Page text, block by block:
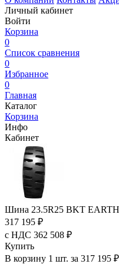
Личный кабинет
Войти
Корзина
0
Список сравнения
0
Избранное
0
Главная
Каталог
Корзина
Инфо
Кабинет
Шина 23.5R25 BKT
317 195 ₽
с НДС 362 508 ₽
Купить
В корзину 1 шт. за 317 195 ₽